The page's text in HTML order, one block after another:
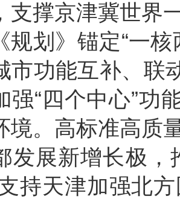
支撑京津冀世界
《规划》锚定“一
市功能互补、联
强“四个中心”功
境。高标准高质
发展新增长极，
持天津加强北